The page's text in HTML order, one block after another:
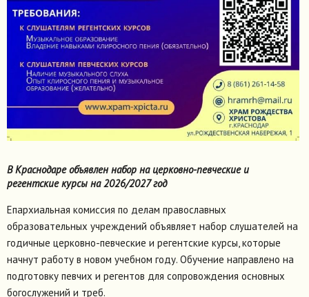
В Краснодаре объявлен набор на церковно-певческие и
регентские курсы на 2026/2027 год
Епархиальная комиссия по делам православных
образовательных учреждений объявляет набор слушателей на
годичные церковно-певческие и регентские курсы, которые
начнут работу в новом учебном году. Обучение направлено на
подготовку певчих и регентов для сопровождения основных
богослужений и треб.